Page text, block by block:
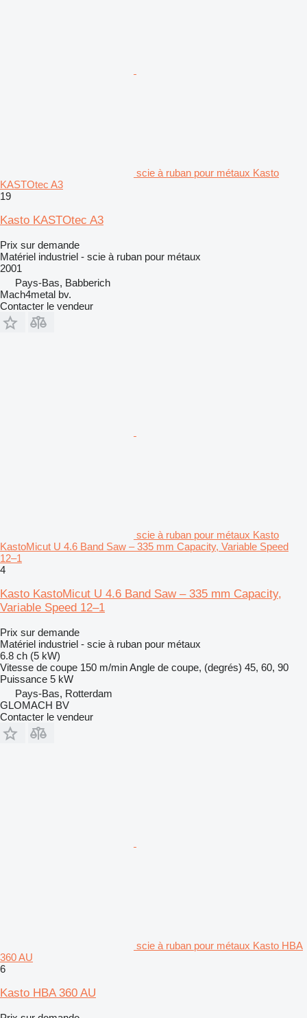
scie à ruban pour métaux Kasto
KASTOtec A3
19
Kasto KASTOtec A3
Prix sur demande
Matériel industriel - scie à ruban pour métaux
2001
Pays-Bas, Babberich
Mach4metal bv.
Contacter le vendeur
scie à ruban pour métaux Kasto
KastoMicut U 4.6 Band Saw – 335 mm Capacity, Variable Speed
12–1
4
Kasto KastoMicut U 4.6 Band Saw – 335 mm Capacity,
Variable Speed 12–1
Prix sur demande
Matériel industriel - scie à ruban pour métaux
6.8 ch (5 kW)
Vitesse de coupe 150 m/minAngle de coupe, (degrés) 45, 60, 90
Puissance 5 kW
Pays-Bas, Rotterdam
GLOMACH BV
Contacter le vendeur
scie à ruban pour métaux Kasto HBA
360 AU
6
Kasto HBA 360 AU